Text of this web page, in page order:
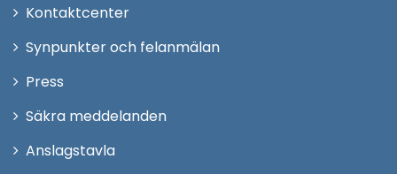
KontaktcenterÖppna
Synpunkter och felanmälan
Press
fönster
Säkra meddelanden
Anslagstavla